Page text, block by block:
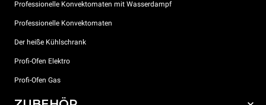
Professionelle Konvektomaten mit Wasserdampf
Professionelle Konvektomaten
Der heiße Kühlschrank
Profi-Ofen Elektro
Profi-Ofen Gas